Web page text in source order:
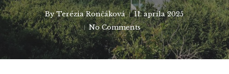
By Terézia Rončáková
11. apríla 2025
No Comments